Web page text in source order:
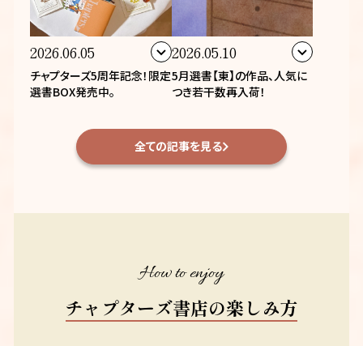
2026.06.05
チャプターズ5周年記念！限定
選書BOX発売中。
2026.05.10
5月選書【東】の作品、人気に
つき若干数再入荷！
全ての記事を見る
How to enjoy
チャプターズ書店の楽しみ方